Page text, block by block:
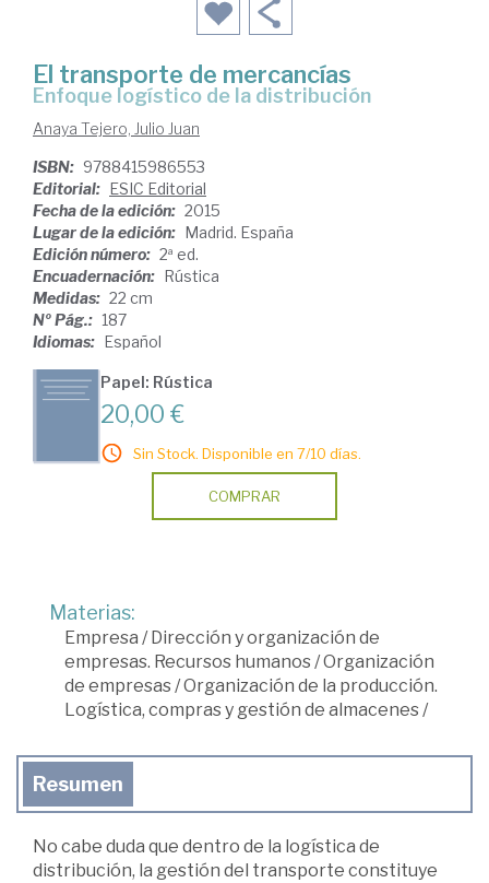
El transporte de mercancías
enfoque logístico de la distribución
Anaya Tejero, Julio Juan
ISBN: 9788415986553
Editorial: ESIC Editorial
Fecha de la edición: 2015
Lugar de la edición: Madrid. España
Edición número: 2ª ed.
Encuadernación: Rústica
Medidas: 22 cm
Nº Pág.: 187
Idiomas: Español
Papel: Rústica
20,00 €
Sin Stock. Disponible en 7/10 días.
COMPRAR
Materias:
Empresa / Dirección y organización de
empresas. Recursos humanos/Organización
de empresas/Organización de la producción.
Logística, compras y gestión de almacenes/
Resumen
No cabe duda que dentro de la logística de
distribución, la gestión del transporte constituye